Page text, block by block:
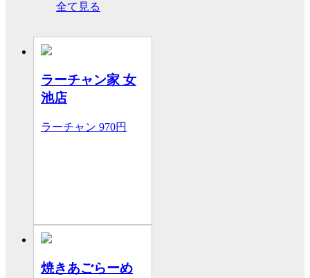
全て見る
ラーチャン家 女
池店
ラーチャン 970円
焼きあごらーめ